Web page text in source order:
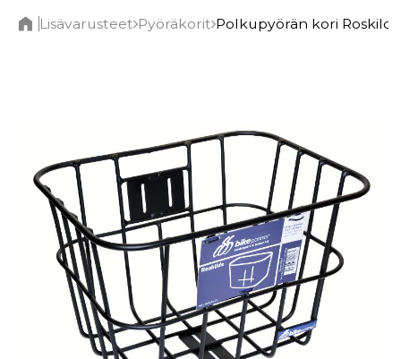
Lisävarusteet Pyöräkorit Polkupyörän kori